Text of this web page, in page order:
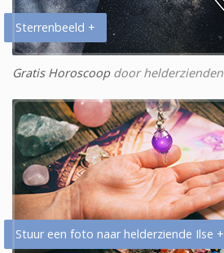
Sterrenbeeld +
Gratis Horoscoopdoor helderzienden
Stuur een foto naar helderziende Ilse +